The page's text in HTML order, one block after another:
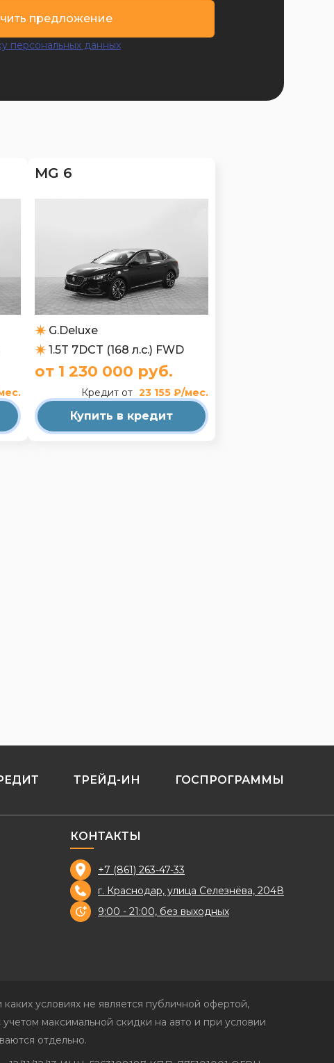
предложение
персональных данных
MG 6
G.Deluxe
1.5T 7DCT (168 л.с.) FWD
от 1 230 000 руб.
Кредит от 23 155 ₽/мес.
Купить в кредит
ТРЕЙД-ИН ГОСПРОГРАММЫ
КОНТАКТЫ
+7 (861) 263-47-33
г. Краснодар, улица Селезнёва, 204В
9:00 - 21:00, без выходных
условиях не является публичной офертой,
максимальной скидки на авто и при условии
отдельно.